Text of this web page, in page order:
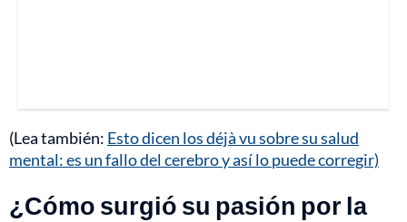
(Lea también: Esto dicen los déjà vu sobre su salud
mental: es un fallo del cerebro y así lo puede corregir)
¿Cómo surgió su pasión por la